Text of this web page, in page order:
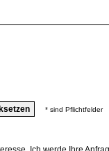
* sind Pflichtfelder